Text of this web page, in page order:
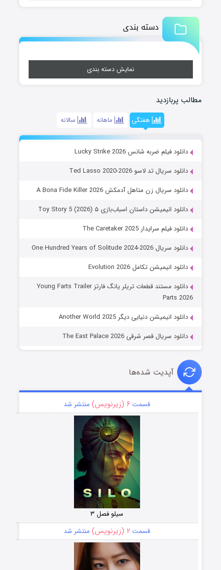
دسته بندی
نمایش دسته بندی
مطالب پربازدید
هفتگی ماهانه سالانه
دانلود فیلم ضربه شانس Lucky Strike 2026
دانلود سریال تد لاسو Ted Lasso 2020-2026
دانلود سریال زن متاهل آدمکش A Bona Fide Killer 2026
دانلود انیمیشن داستان اسباب‌بازی ۵ Toy Story 5 (2026)
دانلود فیلم سرایدار The Caretaker 2025
دانلود سریال One Hundred Years of Solitude 2024-2026
دانلود انیمیشن تکامل Evolution 2026
دانلود مستند قطعات تریلر یانگ فارتز Young Farts Trailer
Parts 2026
دانلود انیمیشن دنیایی دیگر Another World 2025
دانلود سریال قصر شرقی The East Palace 2026
آپدیت شده‌ها
قسمت ۶ (زیرنویس) منتشر شد
سیلو فصل ۳
قسمت ۲ (زیرنویس) منتشر شد